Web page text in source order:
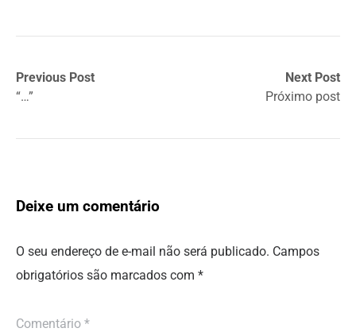
Previous Post
“…”
Next Post
Próximo post
Deixe um comentário
O seu endereço de e-mail não será publicado. Campos
obrigatórios são marcados com *
Comentário *